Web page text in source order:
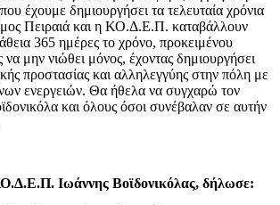
έχουμε δημιουργήσει τα τελευταία χρόνια
Πειραιά και η ΚΟ.Δ.Ε.Π. καταβάλλουν
365 ημέρες το χρόνο, προκειμένου
να μην νιώθει μόνος, έχοντας δημιουργήσει
προστασίας και αλληλεγγύης στην πόλη με
ενεργειών. Θα ήθελα να συγχαρώ τον
και όλους όσοι συνέβαλαν σε αυτήν
Ιωάννης Βοϊδονικόλας, δήλωσε: